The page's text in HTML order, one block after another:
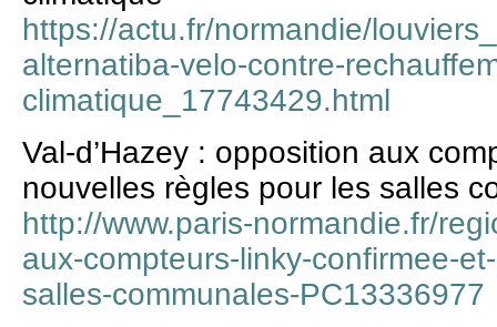
https://actu.fr/normandie/
alternatiba-velo-contre-
climatique_17743429.html
Val-d’Hazey : opposition aux
nouvelles règles pour les salles
http://www.paris-normandie.fr/
aux-compteurs-linky-confirmee-
salles-communales-PC13336977